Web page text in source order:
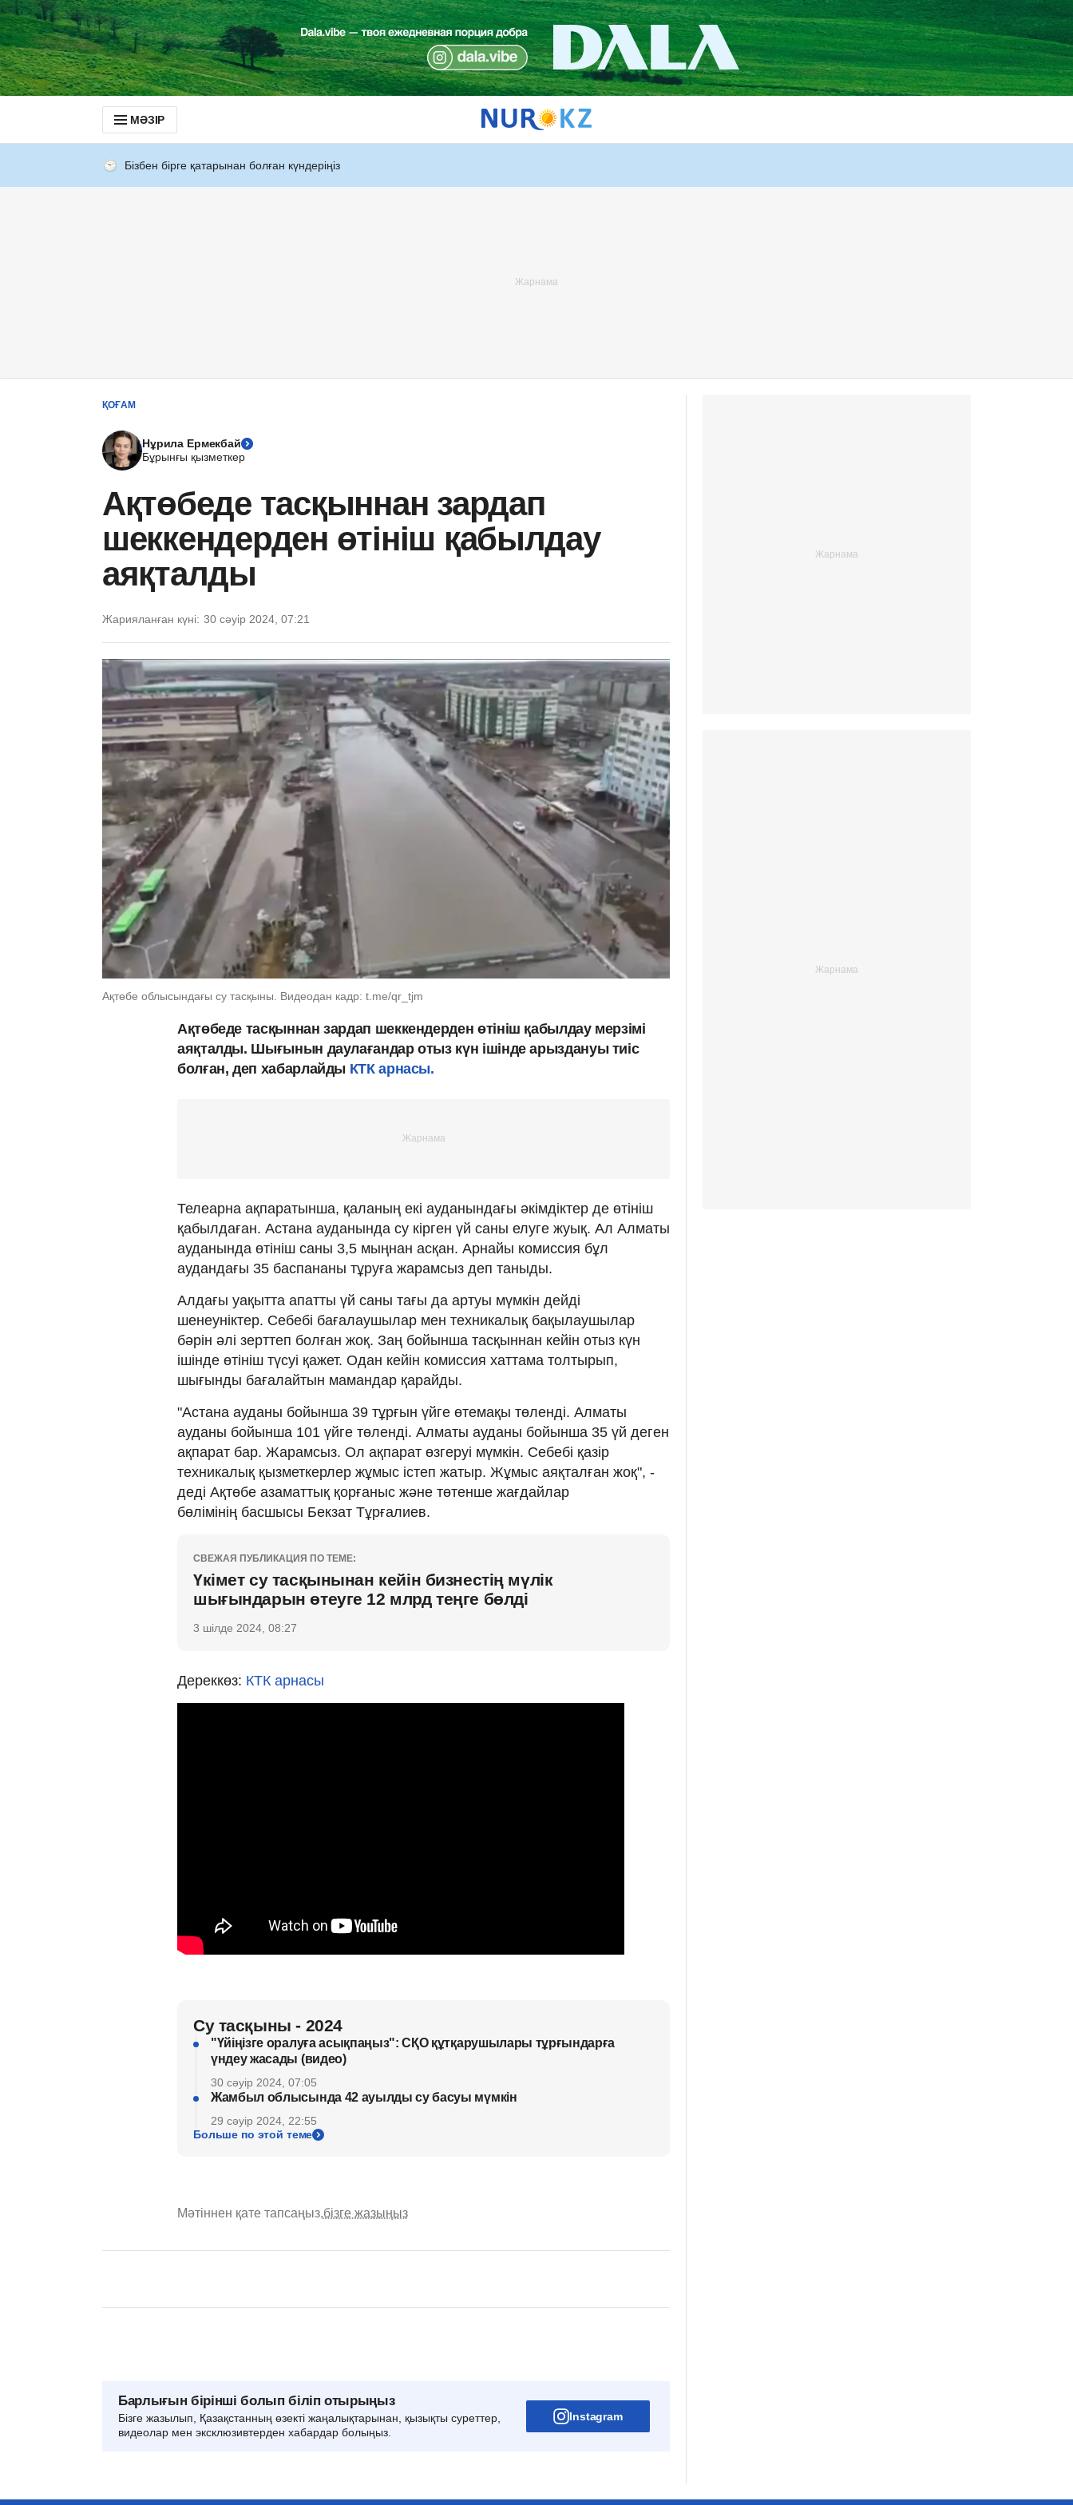
МӘЗІР
Бізбен бірге қатарынан болған күндеріңіз
ҚОҒАМ
Нұрила Ермекбай
Бұрынғы қызметкер
Ақтөбеде тасқыннан зардап
шеккендерден өтініш қабылдау
аяқталды
Жарияланған күні: 30 сәуір 2024, 07:21
Ақтөбе облысындағы су тасқыны. Видеодан кадр: t.me/qr_tjm
Ақтөбеде тасқыннан зардап шеккендерден өтініш қабылдау мерзімі
аяқталды. Шығынын даулағандар отыз күн ішінде арыздануы тиіс
болған, деп хабарлайды КТК арнасы.
Телеарна ақпаратынша, қаланың екі ауданындағы әкімдіктер де өтініш
қабылдаған. Астана ауданында су кірген үй саны елуге жуық. Ал Алматы
ауданында өтініш саны 3,5 мыңнан асқан. Арнайы комиссия бұл
аудандағы 35 баспананы тұруға жарамсыз деп таныды.
Алдағы уақытта апатты үй саны тағы да артуы мүмкін дейді
шенеуніктер. Себебі бағалаушылар мен техникалық бақылаушылар
бәрін әлі зерттеп болған жоқ. Заң бойынша тасқыннан кейін отыз күн
ішінде өтініш түсуі қажет. Одан кейін комиссия хаттама толтырып,
шығынды бағалайтын мамандар қарайды.
"Астана ауданы бойынша 39 тұрғын үйге өтемақы төленді. Алматы
ауданы бойынша 101 үйге төленді. Алматы ауданы бойынша 35 үй деген
ақпарат бар. Жарамсыз. Ол ақпарат өзгеруі мүмкін. Себебі қазір
техникалық қызметкерлер жұмыс істеп жатыр. Жұмыс аяқталған жоқ", -
деді Ақтөбе азаматтық қорғаныс және төтенше жағдайлар
бөлімінің басшысы Бекзат Тұрғалиев.
СВЕЖАЯ ПУБЛИКАЦИЯ ПО ТЕМЕ:
Үкімет су тасқынынан кейін бизнестің мүлік
шығындарын өтеуге 12 млрд теңге бөлді
3 шілде 2024, 08:27
Дереккөз: КТК арнасы
Су тасқыны - 2024
"Үйіңізге оралуға асықпаңыз": СҚО құтқарушылары тұрғындарға
үндеу жасады (видео)
30 сәуір 2024, 07:05
Жамбыл облысында 42 ауылды су басуы мүмкін
29 сәуір 2024, 22:55
Больше по этой теме
Мәтіннен қате тапсаңыз,бізге жазыңыз
Барлығын бірінші болып біліп отырыңыз
Бізге жазылып, Қазақстанның өзекті жаңалықтарынан, қызықты суреттер,
видеолар мен эксклюзивтерден хабардар болыңыз.
Instagram